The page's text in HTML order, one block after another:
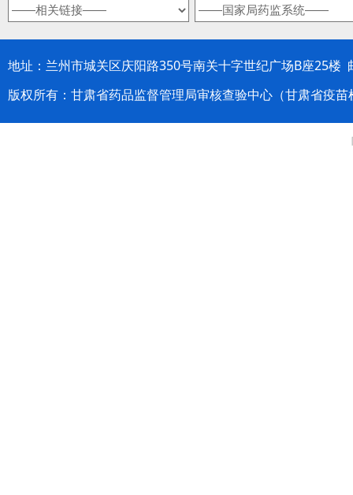
地址：兰州市城关区庆阳路350号南关十字世纪广场B座25
版权所有：甘肃省药品监督管理局审核查验中心（甘肃省疫